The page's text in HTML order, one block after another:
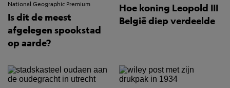
National Geographic Premium
Is dit de meest
afgelegen spookstad
op aarde?
Hoe koning Leopold III
België diep verdeelde